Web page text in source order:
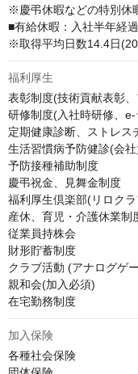
※慶弔休暇などの特別休
■有給休暇：入社半年経
※取得平均日数14.4日
福利厚生
表彰制度(技術貢献表彰
研修制度(入社時研修、
定期健康診断、ストレス
生活習慣病予防健診(会
予防接種補助制度
慶弔祝金、見舞金制度
福利厚生倶楽部(リロク
産休、育児・介護休業制
従業員持株会
財形貯蓄制度
クラブ活動 (アナログゲ
親和会(加入必須)
在宅勤務制度
加入保険
各種社会保険